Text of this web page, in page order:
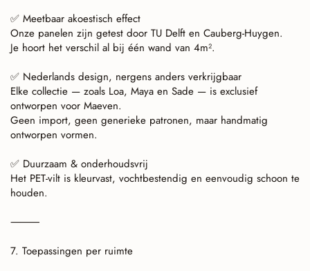
✅ Meetbaar akoestisch effect
Onze panelen zijn getest door TU Delft en Cauberg-Huygen.
Je hoort het verschil al bij één wand van 4m².
✅ Nederlands design, nergens anders verkrijgbaar
Elke collectie — zoals Loa, Maya en Sade — is exclusief
ontworpen voor Maeven.
Geen import, geen generieke patronen, maar handmatig
ontworpen vormen.
✅ Duurzaam & onderhoudsvrij
Het PET-vilt is kleurvast, vochtbestendig en eenvoudig schoon te
houden.
⸻
7. Toepassingen per ruimte